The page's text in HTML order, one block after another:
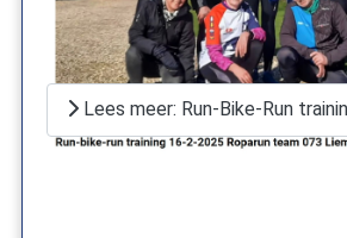
Lees meer: Run-Bike-Run